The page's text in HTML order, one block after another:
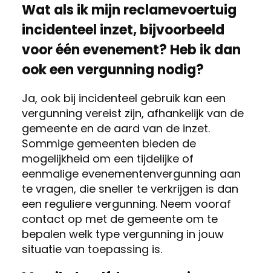
Wat als ik mijn reclamevoertuig
incidenteel inzet, bijvoorbeeld
voor één evenement? Heb ik dan
ook een vergunning nodig?
Ja, ook bij incidenteel gebruik kan een
vergunning vereist zijn, afhankelijk van de
gemeente en de aard van de inzet.
Sommige gemeenten bieden de
mogelijkheid om een tijdelijke of
eenmalige evenementenvergunning aan
te vragen, die sneller te verkrijgen is dan
een reguliere vergunning. Neem vooraf
contact op met de gemeente om te
bepalen welk type vergunning in jouw
situatie van toepassing is.